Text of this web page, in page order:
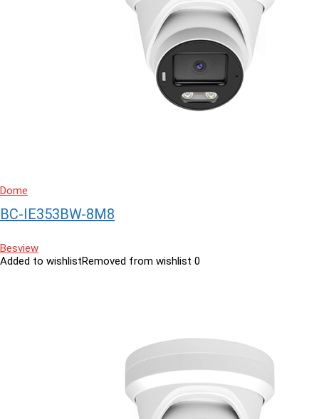
Dome
BC-IE353BW-8M8
Besview
Added to wishlistRemoved from wishlist 0